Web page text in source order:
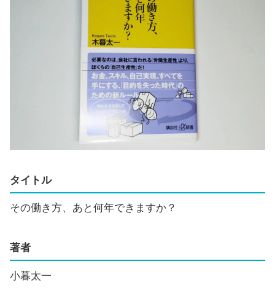
タイトル
その働き方、あと何年できますか？
著者
小暮太一